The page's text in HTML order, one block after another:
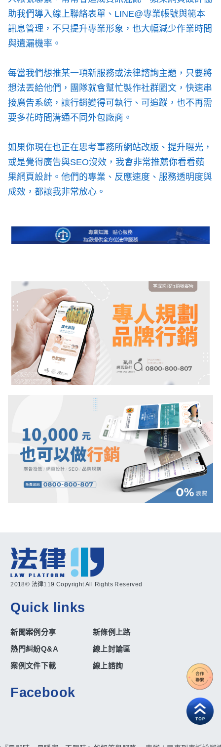
助我們導入線上聯絡表單、LINE@專業帳號與範本
訊息管理，不只提升專業形象，也大幅減少作業時間
與遺漏機率。
每當我們想推某一項新服務或法律諮詢主題，只要將
想法丟給他們，團隊就會幫忙製作社群圖文，快速串
接廣告系統，讓行銷變得可執行、可追蹤，也不再需
要多花時間溝通不同外包廠商。
如果你現在也正在思考事務所網站改版、提升曝光，
或是覺得廣告與SEO沒效，我會非常推薦你看看蘋
果網頁設計。他們的專業、反應速度、服務透明度與
成效，都讓我非常放心。
2018© 法律119 Copyright All Rights Reserved
Quick links
新聞案例分享
新條例上路
熱門糾紛Q&A
線上討論區
案例文件下載
線上諮詢
Facebook